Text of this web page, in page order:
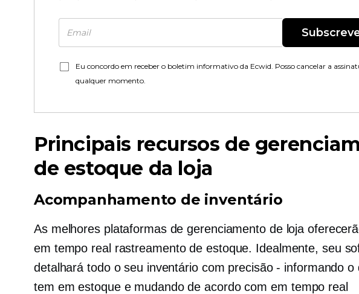
Eu concordo em receber o boletim informativo da Ecwid. Posso cancelar a
qualquer momento.
Principais recursos de
de estoque da loja
Acompanhamento de inventário
As melhores plataformas de gerenciamento de loja
em tempo real rastreamento de estoque. Idealmente, seu
detalhará todo o seu inventário com precisão - informando o
tem em estoque e mudando de acordo comem tempo real